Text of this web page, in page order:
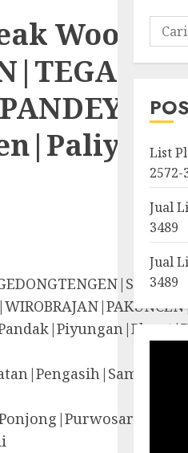
Woods
List
2572-
Jual
3489
Jual
3489